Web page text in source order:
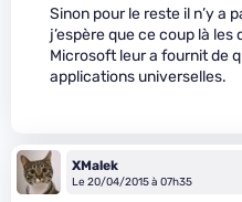
Sinon pour le reste il n’y a
j’espère que ce coup là
Microsoft leur a fournit de
applications universelles.
XMalek
Le 20/04/2015 à 07h35